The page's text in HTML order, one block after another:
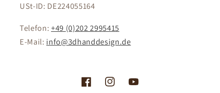
USt-ID: DE224055164
Telefon: +49 (0)202 2995415
E-Mail: info@3dhanddesign.de
FacebookInstagramYouTube